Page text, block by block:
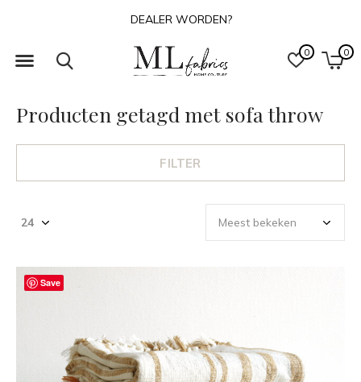
0 0
DEALER WORDEN?
Producten getagd met sofa throw
FILTER
Save